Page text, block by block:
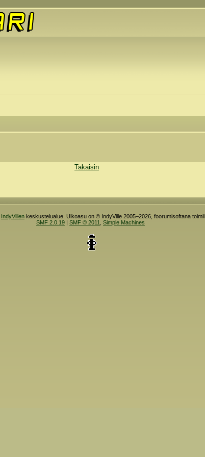
Takaisin
IndyVillenkeskustelualue. Ulkoasu on © IndyVille 2005–2026, foorumisoftana toimii
SMF 2.0.19| SMF © 2011 Simple Machines